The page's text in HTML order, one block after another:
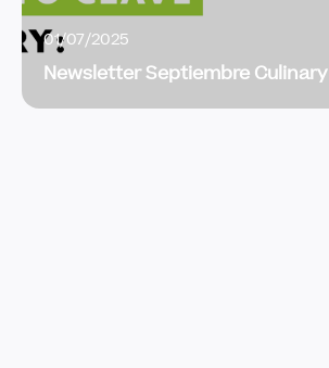
01/07/2025
Newsletter Septiembre Culinary